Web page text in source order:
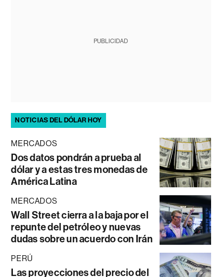
PUBLICIDAD
NOTICIAS DEL DÓLAR HOY
MERCADOS
Dos datos pondrán a prueba al
dólar y a estas tres monedas de
América Latina
MERCADOS
Wall Street cierra a la baja por el
repunte del petróleo y nuevas
dudas sobre un acuerdo con Irán
PERÚ
Las proyecciones del precio del